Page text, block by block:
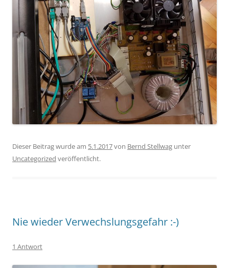
Dieser Beitrag wurde am 5.1.2017von Bernd Stellwag unter
Uncategorized veröffentlicht.
Nie wieder Verwechslungsgefahr :-)
1 Antwort